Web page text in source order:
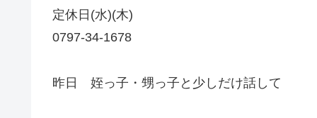
定休日(水)(木)
0797-34-1678
昨日 姪っ子・甥っ子と少しだけ話して